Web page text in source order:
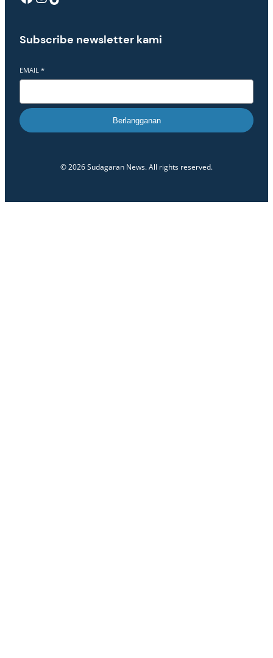
Subscribe newsletter kami
EMAIL *
Berlangganan
© 2026 Sudagaran News. All rights reserved.